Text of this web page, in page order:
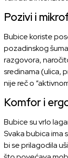
Pozivi i
Bubice koriste
pozadinskog
razgovora,
sredinama (ulica,
nije reč o
Komfor i
Bubice su vrlo
Svaka bubica ima
bi se prilagodila